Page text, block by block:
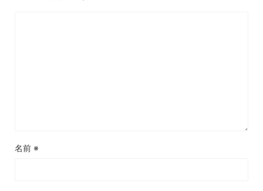
名前 ※